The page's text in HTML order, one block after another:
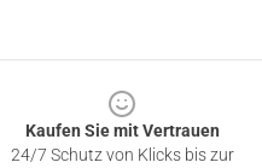
Kaufen Sie mit Vertrauen
24/7 Schutz von Klicks bis zur